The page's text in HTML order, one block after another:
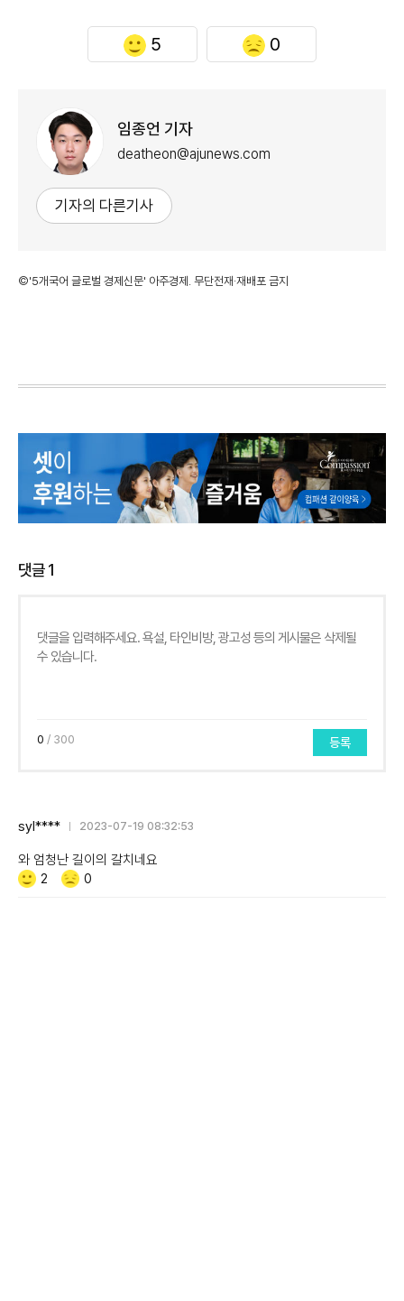
5 0
임종언 기자
deatheon@ajunews.com
기자의 다른기사
©'5개국어 글로벌 경제신문' 아주경제. 무단전재·재배포 금지
댓글1
0 / 300 등록
syl**** 2023-07-19 08:32:53
와 엄청난 길이의 갈치네요
Like/Dislike
공
2
비
0